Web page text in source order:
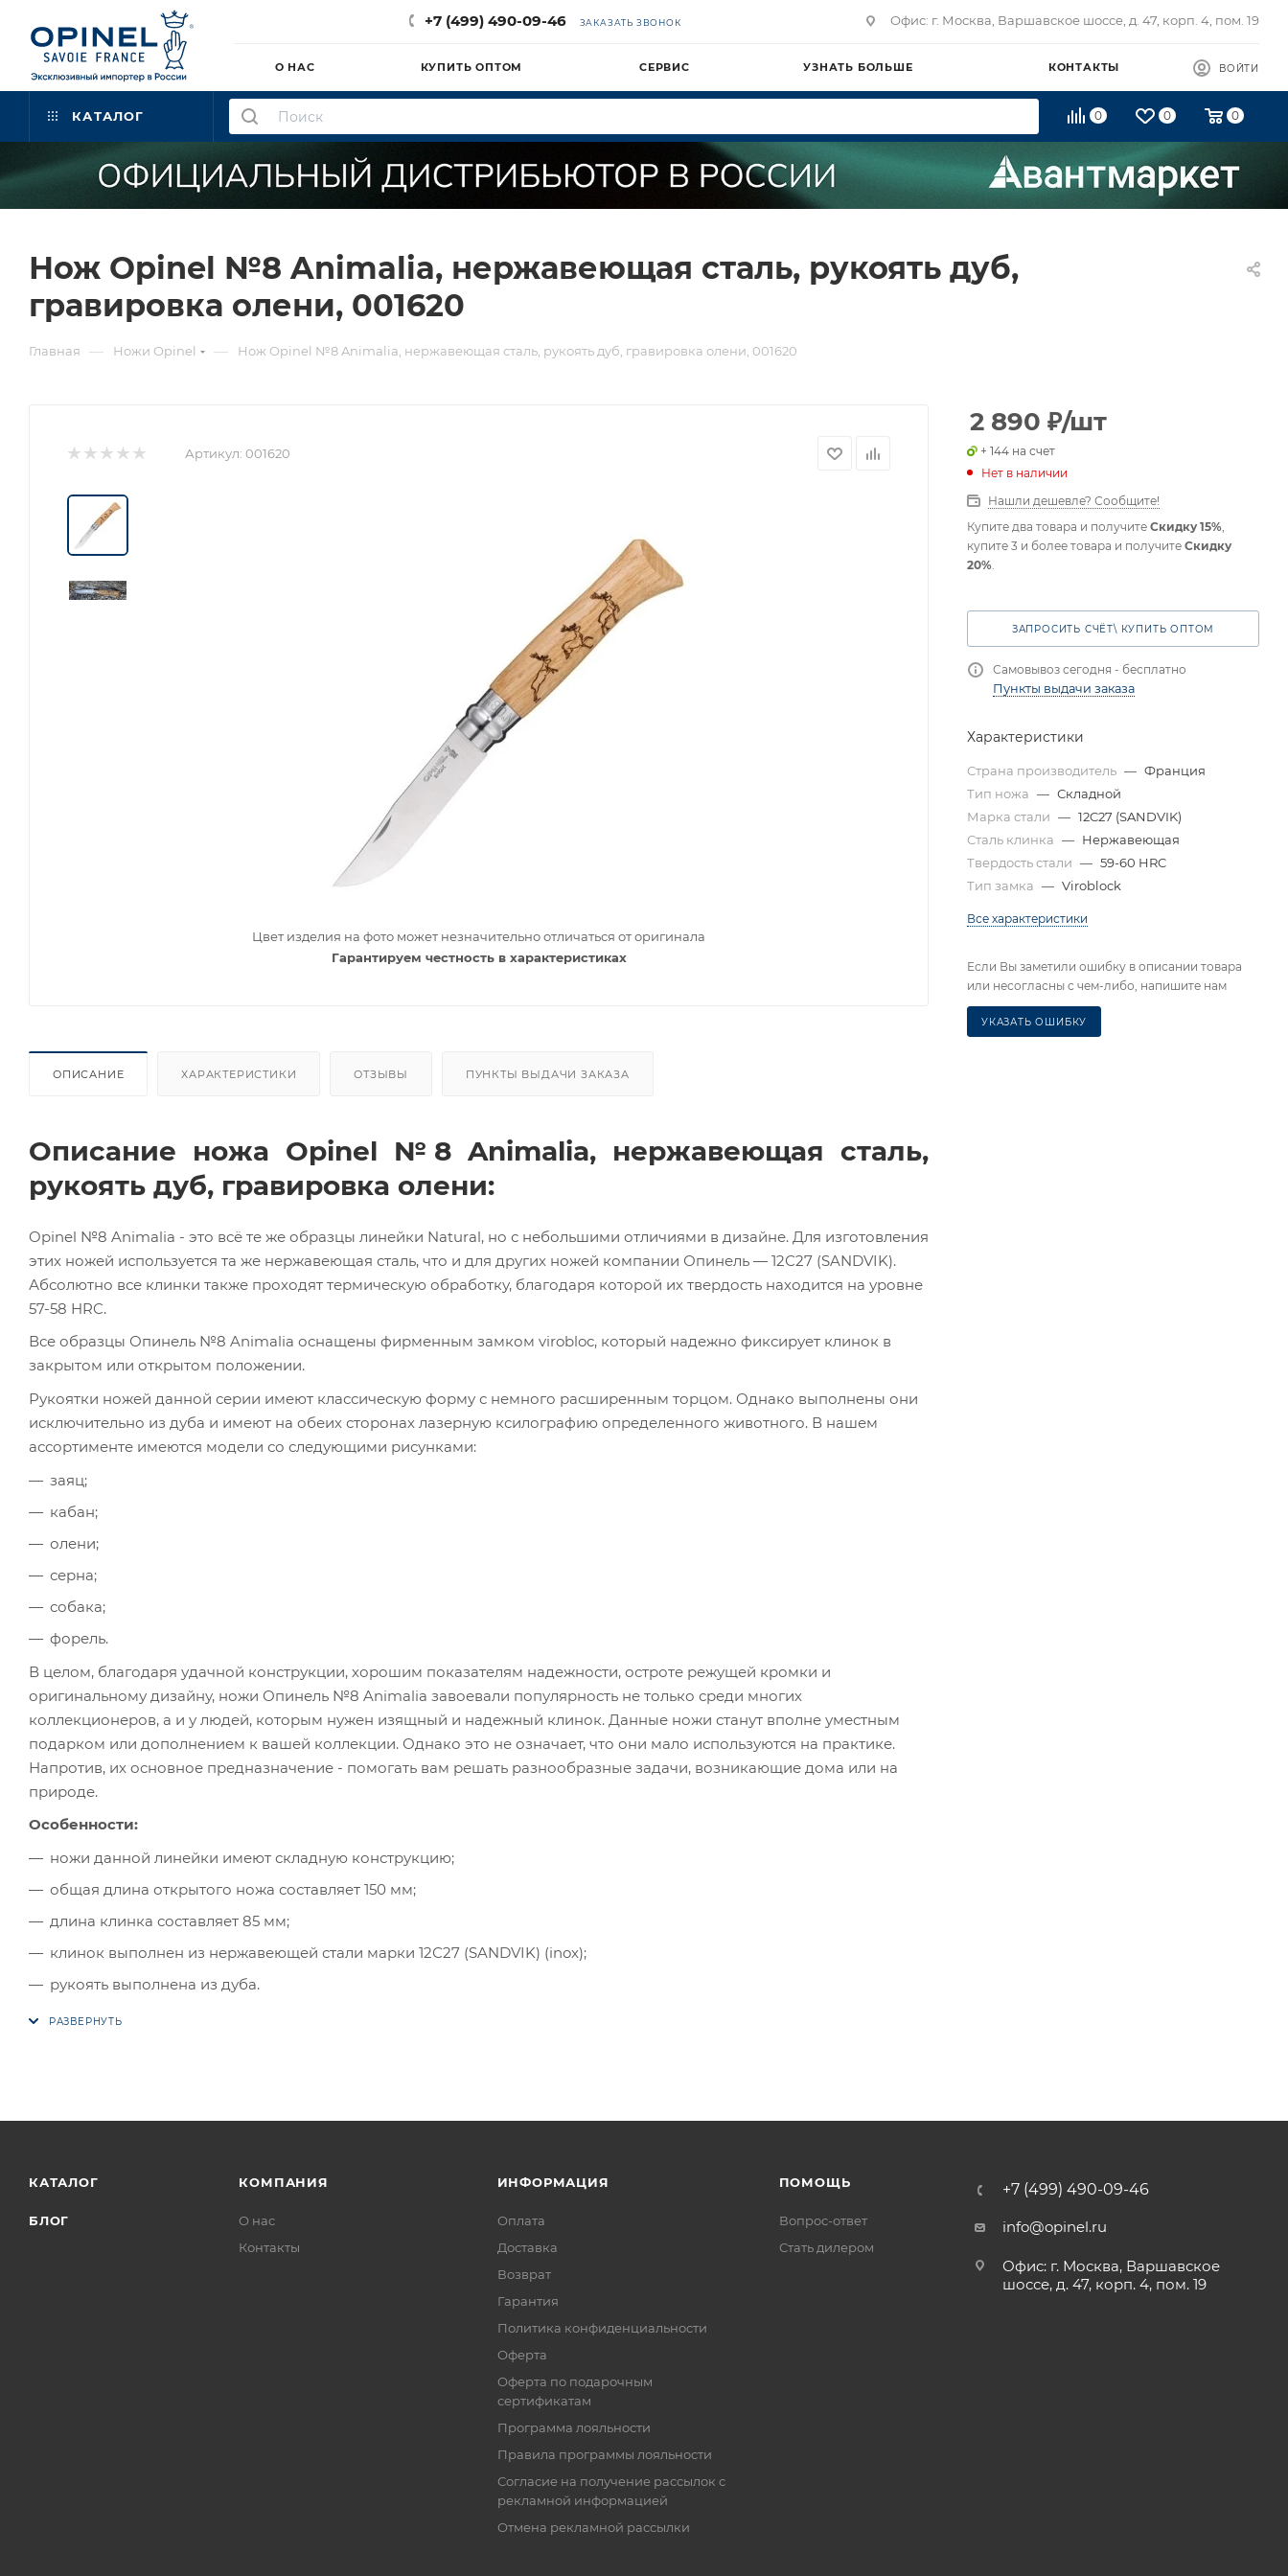
+7 (499) 490-09-46 ЗАКАЗАТЬ ЗВОНОК Офис: г. Москва, Варшавское шоссе, д. 47, корп. 4, пом. 19
О НАС КУПИТЬ ОПТОМ СЕРВИС УЗНАТЬ БОЛЬШЕ КОНТАКТЫ ВОЙТИ
КАТАЛОГ 0 0 0
Нож Opinel №8 Animalia, нержавеющая сталь, рукоять дуб,
гравировка олени, 001620
Главная — Ножи Opinel — Нож Opinel №8 Animalia, нержавеющая сталь, рукоять дуб, гравировка олени, 001620
Артикул: 001620
Цвет изделия на фото может незначительно отличаться от оригинала
Гарантируем честность в характеристиках
ОПИСАНИЕ ХАРАКТЕРИСТИКИ ОТЗЫВЫ ПУНКТЫ ВЫДАЧИ ЗАКАЗА
Описание ножа Opinel №8 Animalia, нержавеющая сталь,
рукоять дуб, гравировка олени:
Opinel №8 Animalia - это всё те же образцы линейки Natural, но с небольшими отличиями в дизайне. Для изготовления
этих ножей используется та же нержавеющая сталь, что и для других ножей компании Опинель — 12С27 (SANDVIK).
Абсолютно все клинки также проходят термическую обработку, благодаря которой их твердость находится на уровне
57-58 HRC.
Все образцы Опинель №8 Animalia оснащены фирменным замком virobloc, который надежно фиксирует клинок в
закрытом или открытом положении.
Рукоятки ножей данной серии имеют классическую форму с немного расширенным торцом. Однако выполнены они
исключительно из дуба и имеют на обеих сторонах лазерную ксилографию определенного животного. В нашем
ассортименте имеются модели со следующими рисунками:
заяц;
кабан;
олени;
серна;
собака;
форель.
В целом, благодаря удачной конструкции, хорошим показателям надежности, остроте режущей кромки и
оригинальному дизайну, ножи Опинель №8 Animalia завоевали популярность не только среди многих
коллекционеров, а и у людей, которым нужен изящный и надежный клинок. Данные ножи станут вполне уместным
подарком или дополнением к вашей коллекции. Однако это не означает, что они мало используются на практике.
Напротив, их основное предназначение - помогать вам решать разнообразные задачи, возникающие дома или на
природе.
Особенности:
ножи данной линейки имеют складную конструкцию;
общая длина открытого ножа составляет 150 мм;
длина клинка составляет 85 мм;
клинок выполнен из нержавеющей стали марки 12С27 (SANDVIK) (inox);
рукоять выполнена из дуба.
2 890 ₽/шт
+ 144 на счет
Нет в наличии
Нашли дешевле? Сообщите!
Купите два товара и получите Скидку 15%
купите 3 и более товара и получите Скидку
20%
ЗАПРОСИТЬ СЧЁТ\ КУПИТЬ ОПТОМ
Самовывоз сегодня - бесплатно
Пункты выдачи заказа
Характеристики
Страна производитель — Франция
Тип ножа — Складной
Марка стали — 12C27 (SANDVIK)
Сталь клинка — Нержавеющая
Твердость стали — 59-60 HRC
Тип замка — Viroblock
Все характеристики
Если Вы заметили ошибку в описании товара
или несогласны с чем-либо, напишите нам
УКАЗАТЬ ОШИБКУ
КАТАЛОГ
БЛОГ
КОМПАНИЯ
О нас
Контакты
ИНФОРМАЦИЯ
Оплата
Доставка
Возврат
Гарантия
Политика конфиденциальности
Оферта
Оферта по подарочным
сертификатам
Программа лояльности
Правила программы лояльности
Согласие на получение рассылок с
рекламной информацией
Отмена рекламной рассылки
ПОМОЩЬ
Вопрос-ответ
Стать дилером
+7 (499) 490-09-46
info@opinel.ru
Офис: г. Москва, Варшавское
шоссе, д. 47, корп. 4, пом. 19